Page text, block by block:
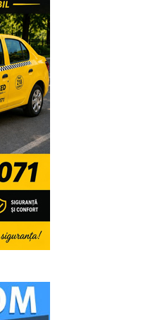
2025-2026,
celor 4 elevi
la Examenul de
campioni la diferite
părintele vicar.
putea face până
credincioșilor